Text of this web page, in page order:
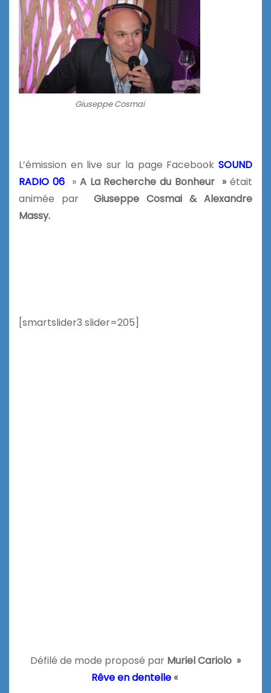
Giuseppe Cosmai
L’émission en live sur la page Facebook SOUND
RADIO 06» A La Recherche du Bonheur »était
animée par Giuseppe Cosmai & Alexandre
Massy.
[smartslider3 slider=205]
Défilé de mode proposé par Muriel Cariolo »
Rêve en dentelle«